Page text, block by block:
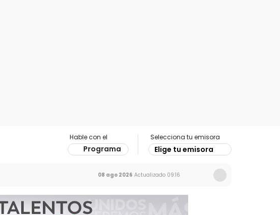
Hable con el
Programa
Selecciona tu emisora
Elige tu emisora
08 ago 2026 Actualizado 09:16